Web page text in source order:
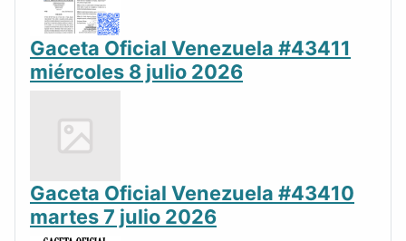
Gaceta Oficial Venezuela #43411
miércoles 8 julio 2026
Gaceta Oficial Venezuela #43410
martes 7 julio 2026